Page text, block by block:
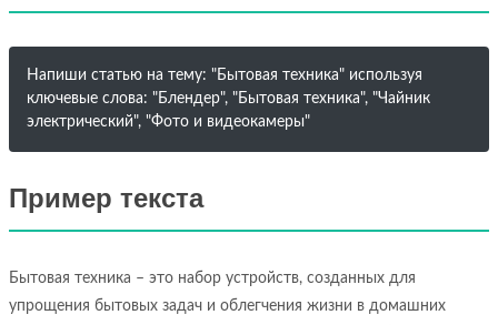
Напиши статью на тему: "Бытовая техника" используя
ключевые слова: "Блендер", "Бытовая техника", "Чайник
электрический", "Фото и видеокамеры"
Пример текста
Бытовая техника – это набор устройств, созданных для
упрощения бытовых задач и облегчения жизни в домашних